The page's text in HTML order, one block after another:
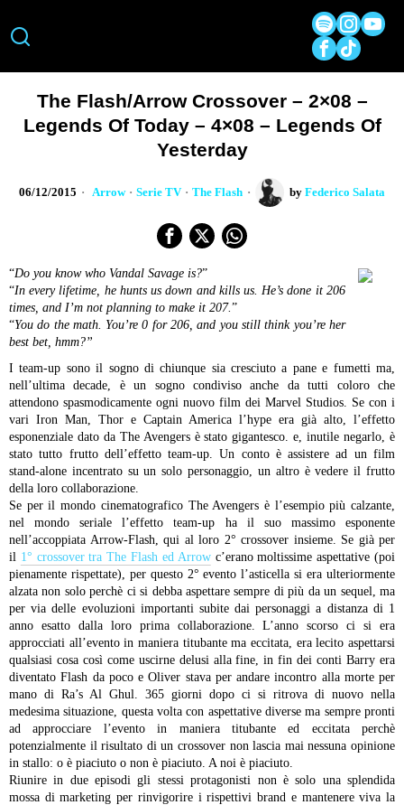
The Flash/Arrow Crossover – 2×08 –
Legends Of Today – 4×08 – Legends Of
Yesterday
06/12/2015 Arrow · Serie TV · The Flash by Federico Salata
“Do you know who Vandal Savage is?”
“In every lifetime, he hunts us down and kills us. He’s done it 206
times, and I’m not planning to make it 207.”
“You do the math. You’re 0 for 206, and you still think you’re her
best bet, hmm?”
I team-up sono il sogno di chiunque sia cresciuto a pane e fumetti ma,
nell’ultima decade, è un sogno condiviso anche da tutti coloro che
attendono spasmodicamente ogni nuovo film dei Marvel Studios. Se con i
vari Iron Man, Thor e Captain America l’hype era già alto, l’effetto
esponenziale dato da The Avengers è stato gigantesco. e, inutile negarlo, è
stato tutto frutto dell’effetto team-up. Un conto è assistere ad un film
stand-alone incentrato su un solo personaggio, un altro è vedere il frutto
della loro collaborazione.
Se per il mondo cinematografico The Avengers è l’esempio più calzante,
nel mondo seriale l’effetto team-up ha il suo massimo esponente
nell’accoppiata Arrow-Flash, qui al loro 2° crossover insieme. Se già per
il 1° crossover tra The Flash ed Arrowc’erano moltissime aspettative (poi
pienamente rispettate), per questo 2° evento l’asticella si era ulteriormente
alzata non solo perchè ci si debba aspettare sempre di più da un sequel, ma
per via delle evoluzioni importanti subite dai personaggi a distanza di 1
anno esatto dalla loro prima collaborazione. L’anno scorso ci si era
approcciati all’evento in maniera titubante ma eccitata, era lecito aspettarsi
qualsiasi cosa così come uscirne delusi alla fine, in fin dei conti Barry era
diventato Flash da poco e Oliver stava per andare incontro alla morte per
mano di Ra’s Al Ghul. 365 giorni dopo ci si ritrova di nuovo nella
medesima situazione, questa volta con aspettative diverse ma sempre pronti
ad approcciare l’evento in maniera titubante ed eccitata perchè
potenzialmente il risultato di un crossover non lascia mai nessuna opinione
in stallo: o è piaciuto o non è piaciuto. A noi è piaciuto.
Riunire in due episodi gli stessi protagonisti non è solo una splendida
mossa di marketing per rinvigorire i rispettivi brand e mantenere viva la